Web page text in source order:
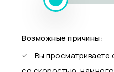
Возможные причины:
Вы просматриваете